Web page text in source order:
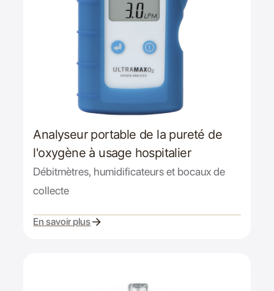
Analyseur portable de la pureté de
l'oxygène à usage hospitalier
Débitmètres, humidificateurs et bocaux de
collecte
En savoir plus